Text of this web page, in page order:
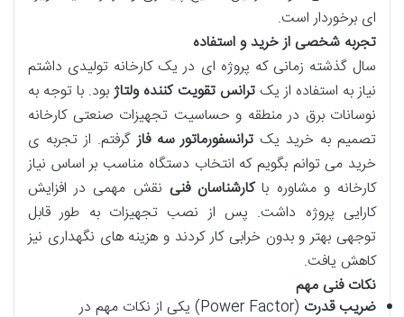
ای برخوردار است.
تجربه شخصی از خرید و استفاده
سال گذشته زمانی که پروژه ای در یک کارخانه تولیدی داشتم
نیاز به استفاده از یکترانس تقویت کننده ولتاژبود. با توجه به
نوسانات برق در منطقه و حساسیت تجهیزات صنعتی کارخانه
تصمیم به خرید یک ترانسفورماتور سه فازگرفتم. از تجربه ی
خرید می توانم بگویم که انتخاب دستگاه مناسب بر اساس نیاز
کارخانه و مشاوره باکارشناسان فنی نقش مهمی در افزایش
کارایی پروژه داشت. پس از نصب تجهیزات به طور قابل
توجهی بهتر و بدون خرابی کار کردند و هزینه های نگهداری نیز
کاهش یافت.
نکات فنی مهم
ضریب قدرت
(Power Factor) یکی از نکات مهم در